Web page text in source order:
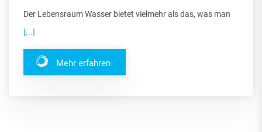
Der Lebensraum Wasser bietet vielmehr als das, was man
[...]
Mehr erfahren